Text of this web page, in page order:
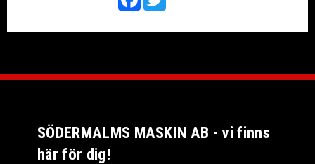
SÖDERMALMS MASKIN AB - vi finns
här för dig!